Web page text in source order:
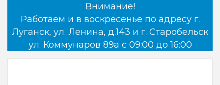
Внимание!
Работаем и в воскресенье по адресу г.
Луганск, ул. Ленина, д.143 и г. Старобельск
ул. Коммунаров 89а с 09:00 до 16:00